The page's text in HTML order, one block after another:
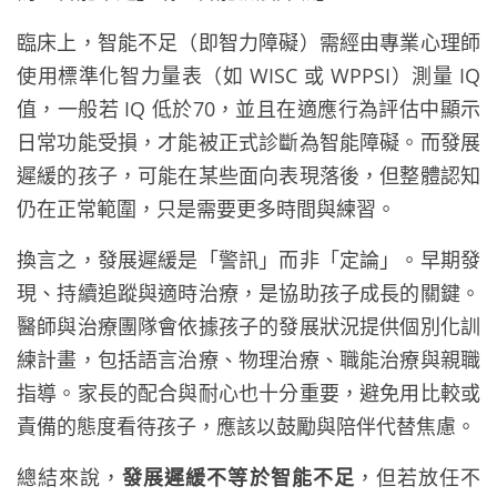
臨床上，智能不足（即智力障礙）需經由專業心理師
使用標準化智力量表（如 WISC 或 WPPSI）測量 IQ
值，一般若 IQ 低於70，並且在適應行為評估中顯示
日常功能受損，才能被正式診斷為智能障礙。而發展
遲緩的孩子，可能在某些面向表現落後，但整體認知
仍在正常範圍，只是需要更多時間與練習。
換言之，發展遲緩是「警訊」而非「定論」。早期發
現、持續追蹤與適時治療，是協助孩子成長的關鍵。
醫師與治療團隊會依據孩子的發展狀況提供個別化訓
練計畫，包括語言治療、物理治療、職能治療與親職
指導。家長的配合與耐心也十分重要，避免用比較或
責備的態度看待孩子，應該以鼓勵與陪伴代替焦慮。
總結來說，發展遲緩不等於智能不足，但若放任不